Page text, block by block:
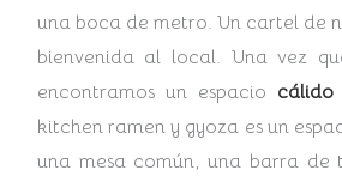
una boca de metro. Un cartel de
bienvenida al local. Una vez
encontramos un espacio cálido
kitchen ramen y gyoza es un
una mesa común, una barra de